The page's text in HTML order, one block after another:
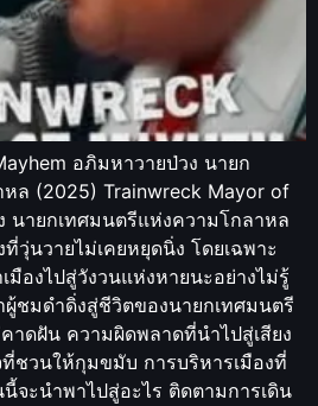
อภิมหาวายป่วง นายก
ล (2025) Trainwreck Mayor of
นายกเทศมนตรีแห่งความโกลาหล
วุ่นวายไม่เคยหยุดนิ่ง โดยเฉพาะ
มืองไปสู่วังวนแห่งหายนะอย่างไม่รู้
ผู้ชมดำดิ่งสู่ชีวิตของนายกเทศมนตรี
าดฝัน ความผิดพลาดที่นำไปสู่เสียง
ชวนให้กุมขมับ การบริหารเมืองที่
จะนำพาไปสู่อะไร ติดตามการเดิน